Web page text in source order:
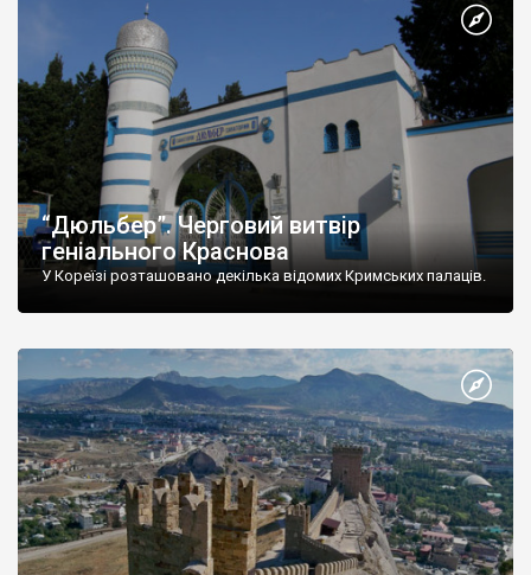
“Дюльбер”. Черговий витвір
геніального Краснова
У Кореїзі розташовано декілька відомих Кримських палаців.